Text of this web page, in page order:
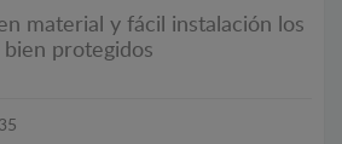
material y fácil instalación los
bien protegidos